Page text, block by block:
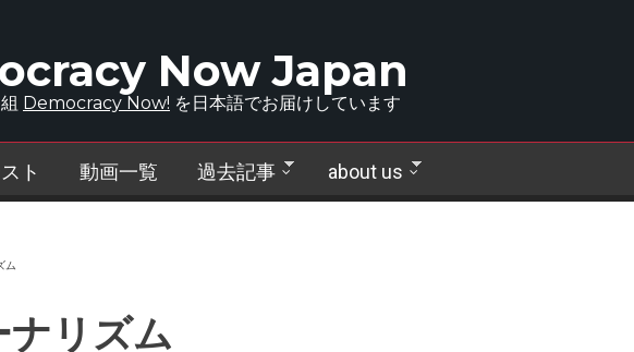
Now Japan
Democracy Now! を日本語でお届けしています
ト 動画一覧 過去記事 about us
ム
ナリズム